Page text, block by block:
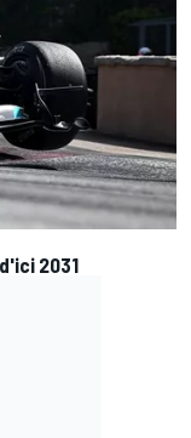
2031